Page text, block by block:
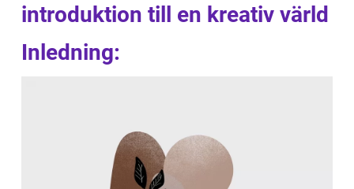
introduktion till en kreativ värld
Inledning: